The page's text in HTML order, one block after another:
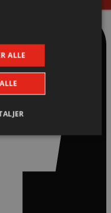
ALLE
Målretning